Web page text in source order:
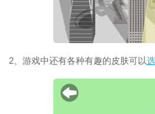
2、游戏中还有各种有趣的皮肤可以